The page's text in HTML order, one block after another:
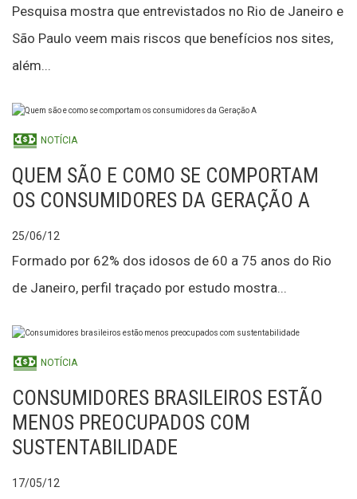
Pesquisa mostra que entrevistados no Rio de Janeiro e
São Paulo veem mais riscos que benefícios nos sites,
além...
NOTÍCIA
QUEM SÃO E COMO SE COMPORTAM
OS CONSUMIDORES DA GERAÇÃO A
25/06/12
Formado por 62% dos idosos de 60 a 75 anos do Rio
de Janeiro, perfil traçado por estudo mostra...
NOTÍCIA
CONSUMIDORES BRASILEIROS ESTÃO
MENOS PREOCUPADOS COM
SUSTENTABILIDADE
17/05/12